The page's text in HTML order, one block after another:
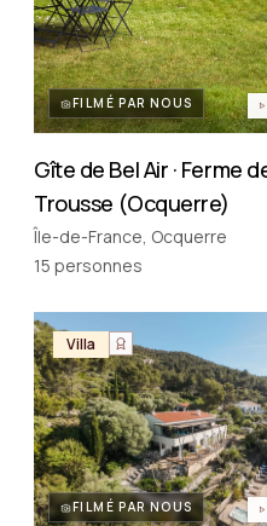
FILMÉ PAR NOUS
Gîte de Bel Air · Ferme
Trousse (Ocquerre)
Île-de-France, Ocquerre
15 personnes
Villa
FILMÉ PAR NOUS